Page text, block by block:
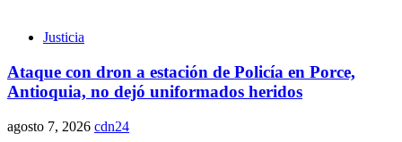
Justicia
Ataque con dron a estación de Policía en Porce,
Antioquia, no dejó uniformados heridos
agosto 7, 2026 cdn24